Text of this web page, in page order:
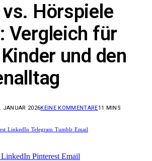
Hörspiele
Vergleich für
und den
JANUAR 2026KEINE KOMMENTARE11 MINS
LinkedIn Telegram Tumblr Email
LinkedIn Pinterest Email